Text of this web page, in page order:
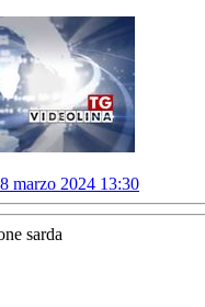
marzo 2024 13:30